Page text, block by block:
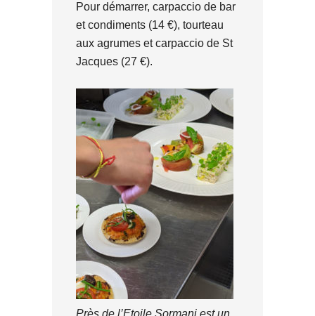
Pour démarrer, carpaccio de bar
et condiments (14 €), tourteau
aux agrumes et carpaccio de St
Jacques (27 €).